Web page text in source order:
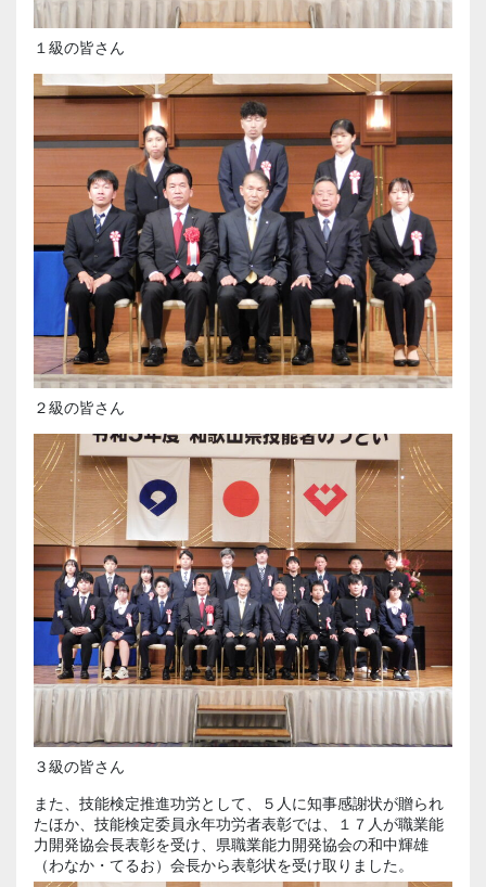
１級の皆さん
２級の皆さん
３級の皆さん
また、技能検定推進功労として、５人に知事感謝状が贈られ
たほか、技能検定委員永年功労者表彰では、１７人が職業能
力開発協会長表彰を受け、県職業能力開発協会の和中輝雄
（わなか・てるお）会長から表彰状を受け取りました。